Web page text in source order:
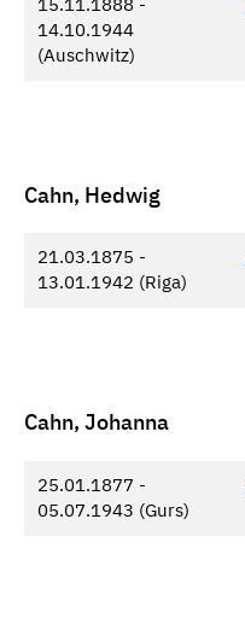
14.10.1944
(Auschwitz)
Cahn, Hedwig
21.03.1875 -
13.01.1942 (Riga)
Cahn, Johanna
25.01.1877 -
05.07.1943 (Gurs)